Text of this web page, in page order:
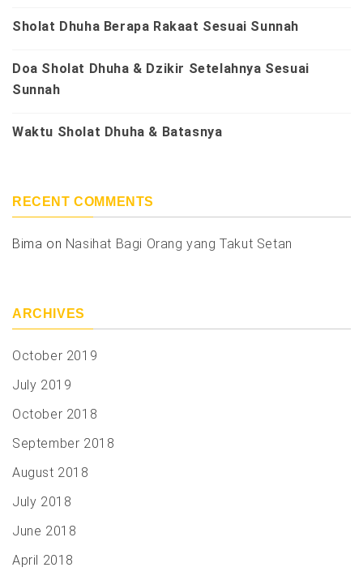
Sholat Dhuha Berapa Rakaat Sesuai Sunnah
Doa Sholat Dhuha & Dzikir Setelahnya Sesuai
Sunnah
Waktu Sholat Dhuha & Batasnya
RECENT COMMENTS
Bima on Nasihat Bagi Orang yang Takut Setan
ARCHIVES
October 2019
July 2019
October 2018
September 2018
August 2018
July 2018
June 2018
April 2018